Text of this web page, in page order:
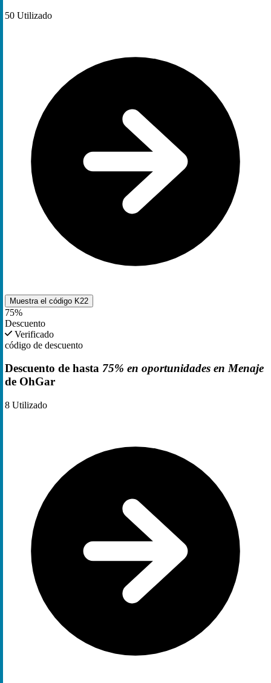
50 Utilizado
Muestra el código K22
75%
Descuento
Verificado
código de descuento
Descuento de hasta 75% en oportunidades en Menaje
de OhGar
8 Utilizado